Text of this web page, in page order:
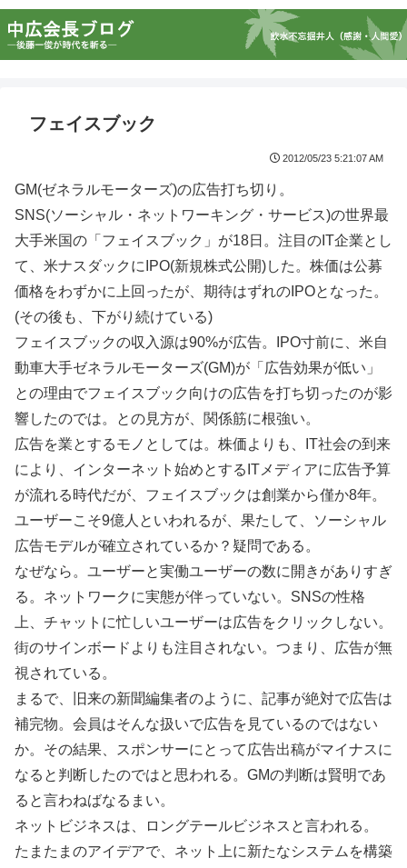
フェイスブック
2012/05/23 5:21:07 AM
GM(ゼネラルモーターズ)の広告打ち切り。
SNS(ソーシャル・ネットワーキング・サービス)の世界最
大手米国の「フェイスブック」が18日。注目のIT企業とし
て、米ナスダックにIPO(新規株式公開)した。株価は公募
価格をわずかに上回ったが、期待はずれのIPOとなった。
(その後も、下がり続けている)
フェイスブックの収入源は90%が広告。IPO寸前に、米自
動車大手ゼネラルモーターズ(GM)が「広告効果が低い」
との理由でフェイスブック向けの広告を打ち切ったのが影
響したのでは。との見方が、関係筋に根強い。
広告を業とするモノとしては。株価よりも、IT社会の到来
により、インターネット始めとするITメディアに広告予算
が流れる時代だが、フェイスブックは創業から僅か8年。
ユーザーこそ9億人といわれるが、果たして、ソーシャル
広告モデルが確立されているか？疑問である。
なぜなら。ユーザーと実働ユーザーの数に開きがありすぎ
る。ネットワークに実態が伴っていない。SNSの性格
上、チャットに忙しいユーザーは広告をクリックしない。
街のサインボードよりも注目されない。つまり、広告が無
視されている。
まるで、旧来の新聞編集者のように、記事が絶対で広告は
補完物。会員はそんな扱いで広告を見ているのではない
か。その結果、スポンサーにとって広告出稿がマイナスに
なると判断したのではと思われる。GMの判断は賢明であ
ると言わねばなるまい。
ネットビジネスは、ロングテールビジネスと言われる。
たまたまのアイデアで、ネット上に新たなシステムを構築